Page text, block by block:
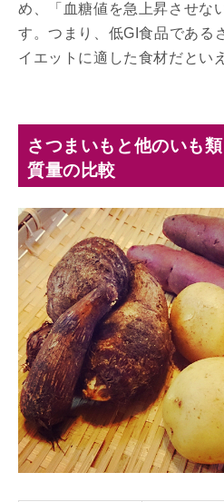
め、「血糖値を急上昇させな
す。つまり、低GI食品である
イエットに適した食材だとい
さつまいもと他のいも
質量の比較